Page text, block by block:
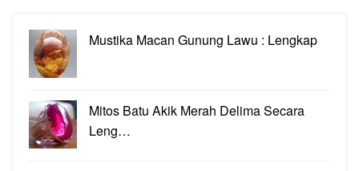
Mustika Macan Gunung Lawu : Lengkap
Mitos Batu Akik Merah Delima Secara
Leng…